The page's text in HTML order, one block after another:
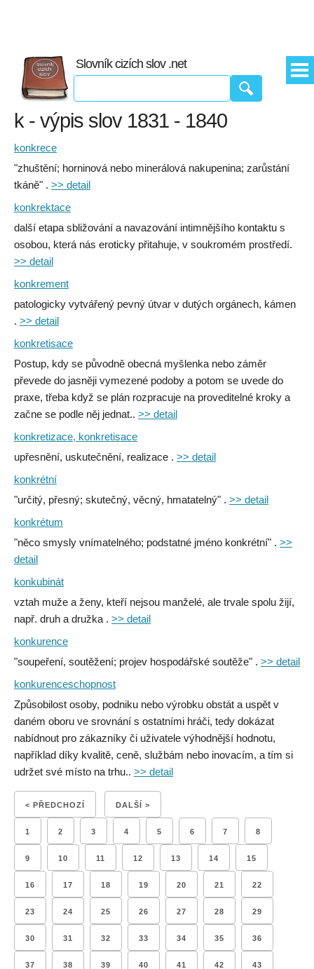
Slovník cizích slov .net
k - výpis slov 1831 - 1840
konkrece
"zhuštění; horninová nebo minerálová nakupenina; zarůstání
tkáně" . >> detail
konkrektace
další etapa sbližování a navazování intimnějšího kontaktu s
osobou, která nás eroticky přitahuje, v soukromém prostředí.
>> detail
konkrement
patologicky vytvářený pevný útvar v dutých orgánech, kámen
. >> detail
konkretisace
Postup, kdy se původně obecná myšlenka nebo záměr
převede do jasněji vymezené podoby a potom se uvede do
praxe, třeba když se plán rozpracuje na proveditelné kroky a
začne se podle něj jednat.. >> detail
konkretizace, konkretisace
upřesnění, uskutečnění, realizace . >> detail
konkrétní
"určitý, přesný; skutečný, věcný, hmatatelný" . >> detail
konkrétum
"něco smysly vnímatelného; podstatné jméno konkrétní" . >>
detail
konkubinát
vztah muže a ženy, kteří nejsou manželé, ale trvale spolu žijí,
např. druh a družka . >> detail
konkurence
"soupeření, soutěžení; projev hospodářské soutěže" . >> detail
konkurenceschopnost
Způsobilost osoby, podniku nebo výrobku obstát a uspět v
daném oboru ve srovnání s ostatními hráči, tedy dokázat
nabídnout pro zákazníky či uživatele výhodnější hodnotu,
například díky kvalitě, ceně, službám nebo inovacím, a tím si
udržet své místo na trhu.. >> detail
< PŘEDCHOZÍ DALŠÍ >
1 2 3 4 5 6 7 8
9 10 11 12 13 14 15
16 17 18 19 20 21 22
23 24 25 26 27 28 29
30 31 32 33 34 35 36
37 38 39 40 41 42 43